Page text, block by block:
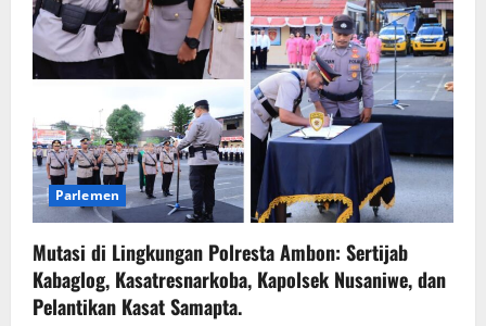
Parlemen
Mutasi di Lingkungan Polresta Ambon: Sertijab
Kabaglog, Kasatresnarkoba, Kapolsek Nusaniwe, dan
Pelantikan Kasat Samapta.